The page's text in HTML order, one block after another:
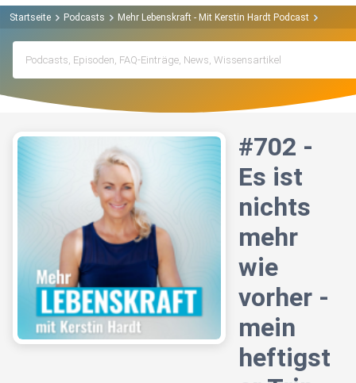
Startseite Podcasts Mehr Lebenskraft - Mit Kerstin Hardt Podcast
#702 -
Es ist
nichts
mehr
wie
vorher -
mein
heftigst